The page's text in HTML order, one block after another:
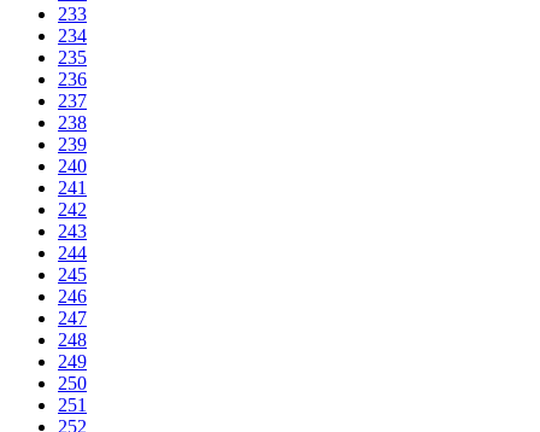
233
234
235
236
237
238
239
240
241
242
243
244
245
246
247
248
249
250
251
252